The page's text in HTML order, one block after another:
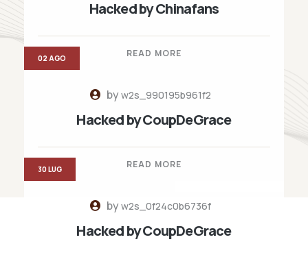
Hacked by Chinafans
READ MORE
byw2s_990195b961f2
Hacked by CoupDeGrace
READ MORE
02 AGO
byw2s_0f24c0b6736f
Hacked by CoupDeGrace
30 LUG